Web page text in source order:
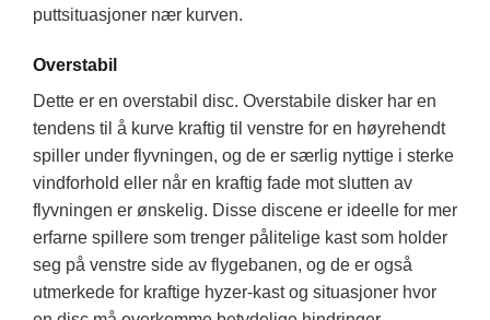
puttsituasjoner nær kurven.
Overstabil
Dette er en overstabil disc. Overstabile disker har en
tendens til å kurve kraftig til venstre for en høyrehendt
spiller under flyvningen, og de er særlig nyttige i sterke
vindforhold eller når en kraftig fade mot slutten av
flyvningen er ønskelig. Disse discene er ideelle for mer
erfarne spillere som trenger pålitelige kast som holder
seg på venstre side av flygebanen, og de er også
utmerkede for kraftige hyzer-kast og situasjoner hvor